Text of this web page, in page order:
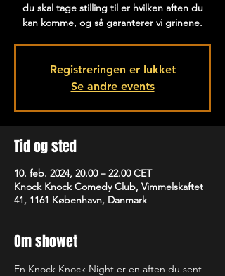
du skal tage stilling til er hvilken aften du
kan komme, og så garanterer vi grinene.
Registreringen er lukket
Se andre events
Tid og sted
10. feb. 2024, 20.00 – 22.00 CET
Knock Knock Comedy Club, Vimmelskaftet
41, 1161 København, Danmark
Om showet
En Knock Knock Night er en aften du sent